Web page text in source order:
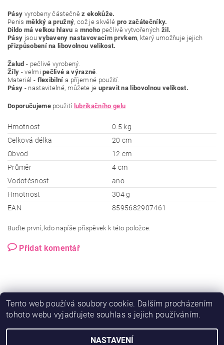
Pásy vyrobeny částečněz ekokůže.
Penis měkký a pružný, což je skvělé pro začátečníky.
Dildo má velkou hlavu a mnoho pečlivě vytvořených žil.
Pásy jsouvybaveny nastavovacím prvkem, který umožňuje jejich
přizpůsobení na libovolnou velikost.
Žalud - pečlivě vyrobený.
Žíly - velmipečlivé a výrazné.
Materiál - flexibilní a příjemné použití.
Pásy - nastavitelné, můžete je upravit na libovolnou velikost.
Doporučujemepoužití lubrikačního gelu
Hmotnost
0.5 kg
Celková délka
20 cm
Obvod
12 cm
Průměr
4 cm
Vodotěsnost
ano
Hmotnost
304 g
EAN
8595682907461
Buďte první, kdo napíše příspěvek k této položce.
Přidat komentář
Tento web používá soubory cookie. Dalším procházením
tohoto webu vyjadřujete souhlas s jejich používáním.
NASTAVENÍ